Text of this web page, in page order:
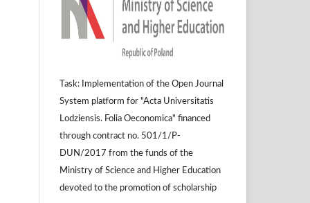
Task: Implementation of the Open Journal
System platform for "Acta Universitatis
Lodziensis. Folia Oeconomica" financed
through contract no. 501/1/P-
DUN/2017 from the funds of the
Ministry of Science and Higher Education
devoted to the promotion of scholarship